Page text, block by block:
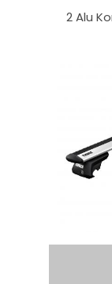
2 Alu